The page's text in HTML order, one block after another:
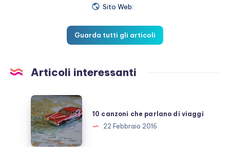
Sito Web:
Guarda tutti gli articoli
Articoli interessanti
10
canzoni
che
parlano
10 canzoni che parlano di viaggi
22 Febbraio 2016